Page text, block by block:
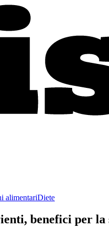
alimentariDiete
benefici per la